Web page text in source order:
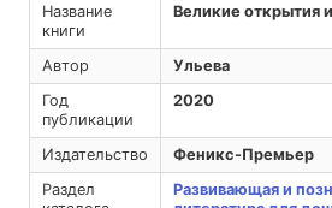
Название
книги
Великие открытия
Автор
Ульева
Год
публикации
2020
Издательство
Феникс-Премьер
Раздел
Развивающая и